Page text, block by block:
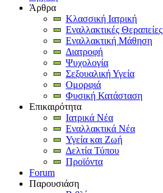
Άρθρα
Κλασσική Ιατρική
Εναλλακτικές Θεραπείες
Εναλλακτική Μάθηση
Διατροφή
Ψυχολογία
Σεξουαλική Υγεία
Ομορφιά
Φυσική Κατάσταση
Επικαιρότητα
Ιατρικά Νέα
Εναλλακτικά Νέα
Υγεία και Ζωή
Δελτία Τύπου
Προϊόντα
Forum
Παρουσιάση